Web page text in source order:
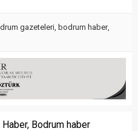
gazeteleri bodrum haber,
Haber, Bodrum haber